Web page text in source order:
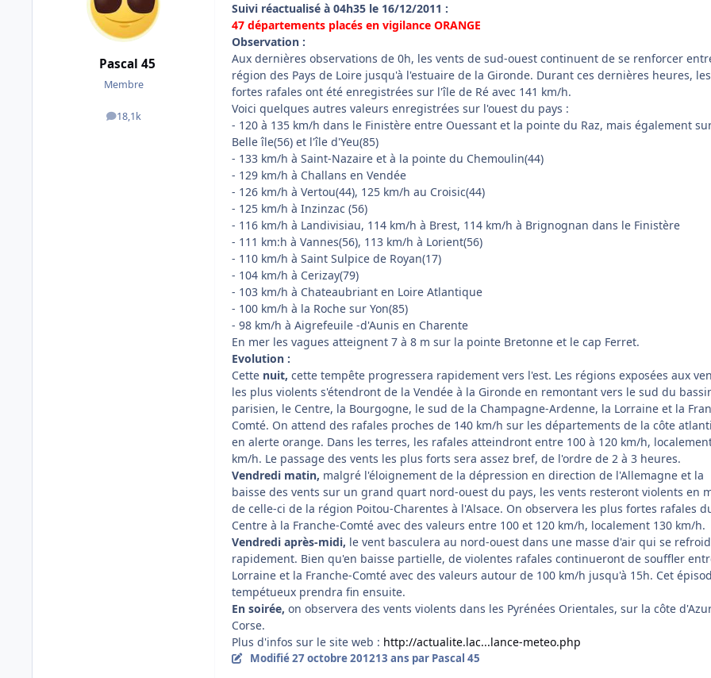
Pascal 45
Membre
18,1k
messages
Suivi réactualisé à 04h35 le 16/12/2011 :
47 départements placés en vigilance ORANGE
Observation :
Aux dernières observations de 0h, les vents de sud-ouest continuent de se renforcer
région des Pays de Loire jusqu'à l'estuaire de la Gironde. Durant ces dernières heures,
fortes rafales ont été enregistrées sur l'île de Ré avec 141 km/h.
Voici quelques autres valeurs enregistrées sur l'ouest du pays :
- 120 à 135 km/h dans le Finistère entre Ouessant et la pointe du Raz, mais également
Belle île(56) et l'île d'Yeu(85)
- 133 km/h à Saint-Nazaire et à la pointe du Chemoulin(44)
- 129 km/h à Challans en Vendée
- 126 km/h à Vertou(44), 125 km/h au Croisic(44)
- 125 km/h à Inzinzac (56)
- 116 km/h à Landivisiau, 114 km/h à Brest, 114 km/h à Brignognan dans le Finistère
- 111 km:h à Vannes(56), 113 km/h à Lorient(56)
- 110 km/h à Saint Sulpice de Royan(17)
- 104 km/h à Cerizay(79)
- 103 km/h à Chateaubriant en Loire Atlantique
- 100 km/h à la Roche sur Yon(85)
- 98 km/h à Aigrefeuile -d'Aunis en Charente
En mer les vagues atteignent 7 à 8 m sur la pointe Bretonne et le cap Ferret.
Evolution :
Cette nuit, cette tempête progressera rapidement vers l'est. Les régions exposées aux
les plus violents s'étendront de la Vendée à la Gironde en remontant vers le sud du
parisien, le Centre, la Bourgogne, le sud de la Champagne-Ardenne, la Lorraine et la
Comté. On attend des rafales proches de 140 km/h sur les départements de la côte
en alerte orange. Dans les terres, les rafales atteindront entre 100 à 120 km/h,
km/h. Le passage des vents les plus forts sera assez bref, de l'ordre de 2 à 3 heures.
Vendredi matin, malgré l'éloignement de la dépression en direction de l'Allemagne et la
baisse des vents sur un grand quart nord-ouest du pays, les vents resteront violents en
de celle-ci de la région Poitou-Charentes à l'Alsace. On observera les plus fortes rafales
Centre à la Franche-Comté avec des valeurs entre 100 et 120 km/h, localement 130 km/h.
Vendredi après-midi, le vent basculera au nord-ouest dans une masse d'air qui se
rapidement. Bien qu'en baisse partielle, de violentes rafales continueront de souffler
Lorraine et la Franche-Comté avec des valeurs autour de 100 km/h jusqu'à 15h. Cet
tempétueux prendra fin ensuite.
En soirée, on observera des vents violents dans les Pyrénées Orientales, sur la côte
Corse.
Plus d'infos sur le site web : http://actualite.lac...lance-meteo.php
Modifié27 octobre 201213 ans par Pascal 45